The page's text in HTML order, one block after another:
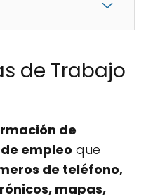
de Trabajo
de
empleo que
de teléfono,
mapas,